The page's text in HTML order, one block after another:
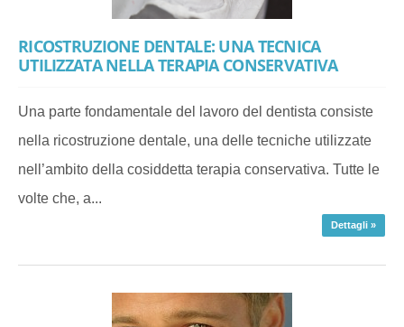
RICOSTRUZIONE DENTALE: UNA TECNICA
UTILIZZATA NELLA TERAPIA CONSERVATIVA
Una parte fondamentale del lavoro del dentista consiste
nella ricostruzione dentale, una delle tecniche utilizzate
nell’ambito della cosiddetta terapia conservativa. Tutte le
volte che, a...
Dettagli »